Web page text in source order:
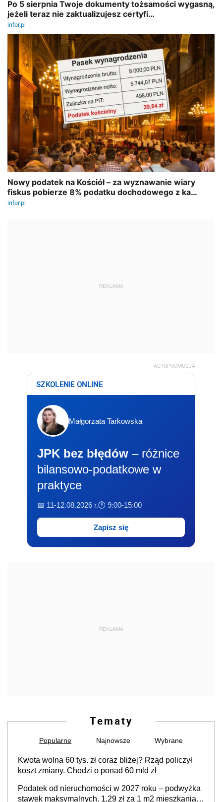
REKLAMA
AUTOPROMOCJA
SZKOLENIE ONLINE
Małgorzata Tarkowska
JPK bez błędów – różnice
bilansowo-podatkowe w
praktyce
📅 11-12.08.2026 r.🕐 9:00-15:00
Zapisz się
REKLAMA
Tematy
Popularne Najnowsze Wybrane
Kwota wolna 60 tys. zł coraz bliżej? Rząd policzył
koszt zmiany. Chodzi o ponad 60 mld zł
Podatek od nieruchomości w 2027 roku – podwyżka
stawek maksymalnych. 1,29 zł za 1 m2 mieszkania,